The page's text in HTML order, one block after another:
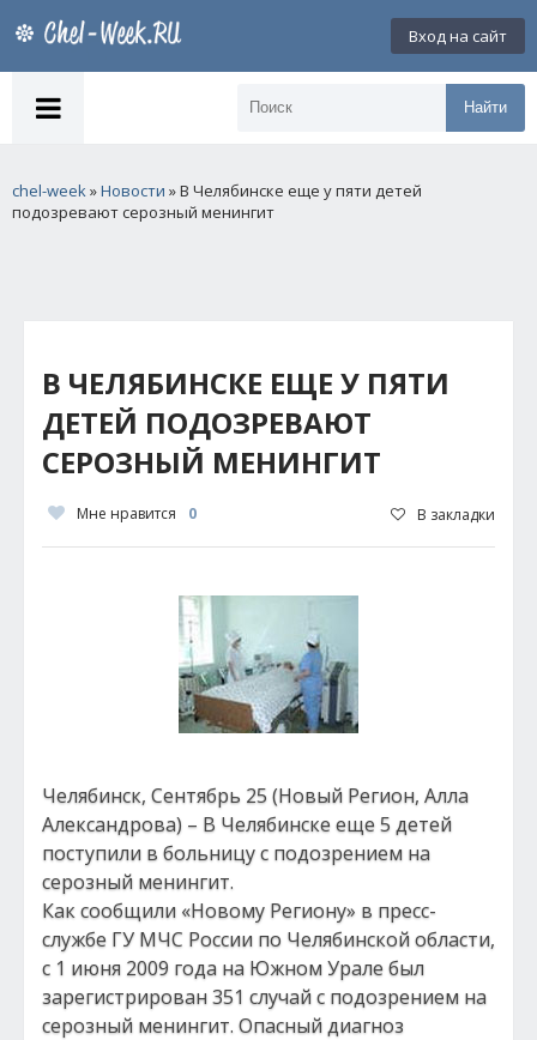
Вход на сайт
Найти
chel-week»Новости » В Челябинске еще у пяти детей
подозревают серозный менингит
В ЧЕЛЯБИНСКЕ ЕЩЕ У ПЯТИ
ДЕТЕЙ ПОДОЗРЕВАЮТ
СЕРОЗНЫЙ МЕНИНГИТ
Мне нравится 0 В закладки
Челябинск, Сентябрь 25 (Новый Регион, Алла
Александрова) – В Челябинске еще 5 детей
поступили в больницу с подозрением на
серозный менингит.
Как сообщили «Новому Региону» в пресс-
службе ГУ МЧС России по Челябинской области,
с 1 июня 2009 года на Южном Урале был
зарегистрирован 351 случай с подозрением на
серозный менингит. Опасный диагноз